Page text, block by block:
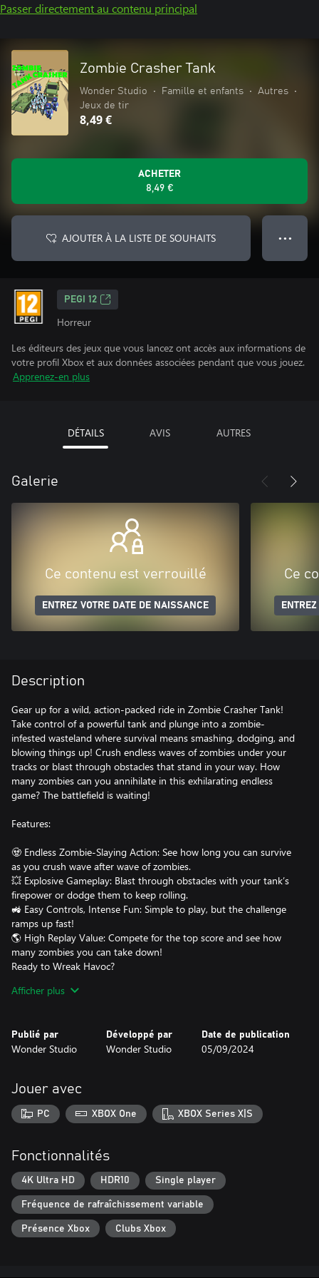
Passer directement au contenu principal
Zombie Crasher Tank
Wonder Studio • Famille et enfants • Autres
•
Jeux de tir
8,49 €
ACHETER
8,49 €
AJOUTER À LA LISTE DE SOUHAITS ● ● ●
PEGI 12
Horreur
Les éditeurs des jeux que vous lancez ont accès aux informations de
votre profil Xbox et aux données associées pendant que vous jouez.
Apprenez-en plus
DÉTAILS AVIS AUTRES
Galerie
Ce contenu est verrouillé
ENTREZ VOTRE DATE DE NAISSANCE
Ce
Description
Gear up for a wild, action-packed ride in Zombie Crasher Tank!
Take control of a powerful tank and plunge into a zombie-
infested wasteland where survival means smashing, dodging, and
blowing things up! Crush endless waves of zombies under your
tracks or blast through obstacles that stand in your way. How
many zombies can you annihilate in this exhilarating endless
game? The battlefield is waiting!
Features:
🧟 Endless Zombie-Slaying Action: See how long you can survive
as you crush wave after wave of zombies.
💥 Explosive Gameplay: Blast through obstacles with your tank’s
firepower or dodge them to keep rolling.
🚜 Easy Controls, Intense Fun: Simple to play, but the challenge
ramps up fast!
🌎 High Replay Value: Compete for the top score and see how
many zombies you can take down!
Ready to Wreak Havoc?
who’s boss! 💥🧟
Afficher plus
Publié par
Wonder Studio
Développé par
Wonder Studio
Date de publication
05/09/2024
Jouer avec
PC XBOX One XBOX Series X|S
Fonctionnalités
4K Ultra HD HDR10 Single player
Fréquence de rafraîchissement variable
Présence Xbox Clubs Xbox